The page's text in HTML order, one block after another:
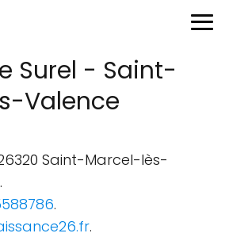
Surel - Saint-
Valence
Saint-Marcel-lès-
.
.